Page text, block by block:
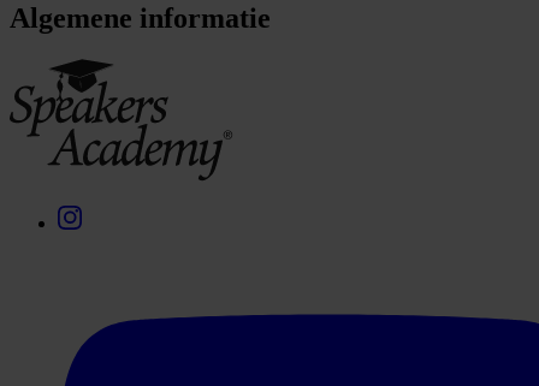
Algemene informatie